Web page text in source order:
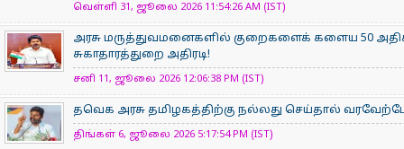
வெள்ளி 31, ஜூலை 2026 11:54:26 AM (IST)
அரசு மருத்துவமனைகளில் குறைகளைக் களைய 50
சுகாதாரத்துறை அதிரடி!
சனி 11, ஜூலை 2026 12:06:38 PM (IST)
தவெக அரசு தமிழகத்திற்கு நல்லது செய்தால்
திங்கள் 6, ஜூலை 2026 5:17:54 PM (IST)